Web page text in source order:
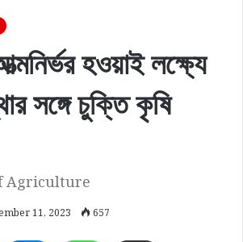
হওয়াই লক্ষ্যে
সঙ্গে চুক্তি কৃষি
Agriculture
11, 2023 657